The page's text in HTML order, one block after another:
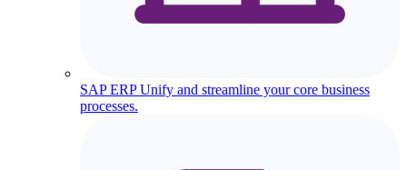
SAP ERP Unify and streamline your core business
processes.